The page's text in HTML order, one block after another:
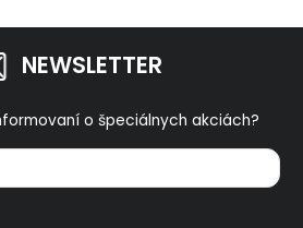
NEWSLETTER
o špeciálnych akciách?